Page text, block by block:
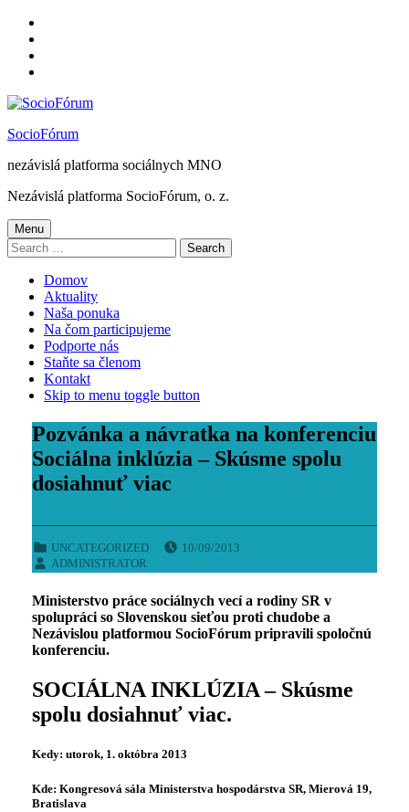
sidebar
SocioFórum
nezávislá platforma sociálnych MNO
Nezávislá platforma SocioFórum, o. z.
Menu
Search
for:
Domov
Aktuality
Naša ponuka
Na čom participujeme
Podporte nás
Staňte sa členom
Kontakt
Skip to menu toggle button
Pozvánka a návratka na konferenciu
Sociálna inklúzia – Skúsme spolu
dosiahnuť viac
CATEGORIZED IN:
UNCATEGORIZED
POSTED ON:
10/09/2013
WRITTEN BY:
ADMINISTRATOR
Ministerstvo práce sociálnych vecí a rodiny SR v
spolupráci so Slovenskou sieťou proti chudobe a
Nezávislou platformou SocioFórum pripravili spoločnú
konferenciu.
SOCIÁLNA INKLÚZIA – Skúsme
spolu dosiahnuť viac.
Kedy: utorok, 1. októbra 2013
Kde: Kongresová sála Ministerstva hospodárstva SR, Mierová 19,
Bratislava